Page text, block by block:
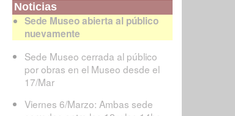
Noticias
Sede Museo abierta al público
nuevamente
Sede Museo cerrada al público
por obras en el Museo desde el
17/Mar
Viernes 6/Marzo: Ambas sede